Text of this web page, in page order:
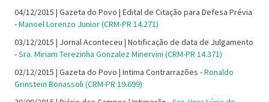
04/12/2015 | Gazeta do Povo | Edital de Citação para Defesa Prévia
-Manoel Lorenzo Junior (CRM-PR 14.271)
03/12/2015 | Jornal Aconteceu | Notificação de data de Julgamento
-Sra. Miriam Terezinha Gonzalez Minervini (CRM-PR 14.371)
02/12/2015 | Gazeta do Povo | Intima Contrarrazões -Ronaldo
Grinstein Bonassoli (CRM-PR 19.699)